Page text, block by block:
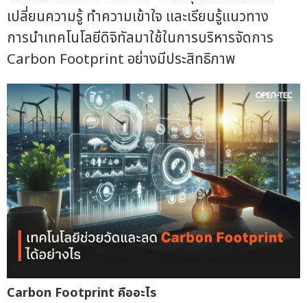
เปลี่ยนความรู้ ทำความเข้าใจ และเรียนรู้แนวทาง
การนำเทคโนโลยีดิจิทัลมาใช้ในการบริหารจัดการ
Carbon Footprint อย่างมีประสิทธิภาพ
Carbon Footprint คืออะไร